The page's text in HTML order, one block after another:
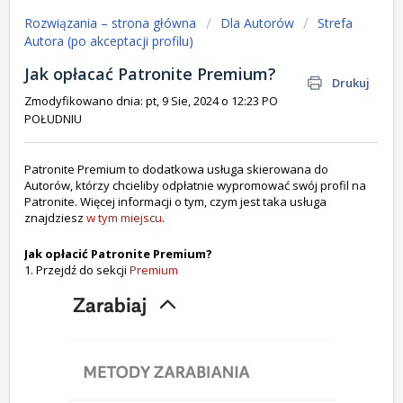
Rozwiązania – strona główna Dla Autorów
Strefa
Autora (po akceptacji profilu)
Jak opłacać Patronite Premium?
Drukuj
Zmodyfikowano dnia: pt, 9 Sie, 2024 o 12:23 PO
POŁUDNIU
Patronite Premium to dodatkowa usługa skierowana do
Autorów, którzy chcieliby odpłatnie wypromować swój profil na
Patronite. Więcej informacji o tym, czym jest taka usługa
znajdziesz w tym miejscu.
Jak opłacić Patronite Premium?
1. Przejdź do sekcji Premium